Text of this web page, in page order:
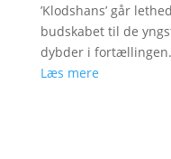
’Klodshans’ går
budskabet til de
dybder i fortællingen.
Læs mere